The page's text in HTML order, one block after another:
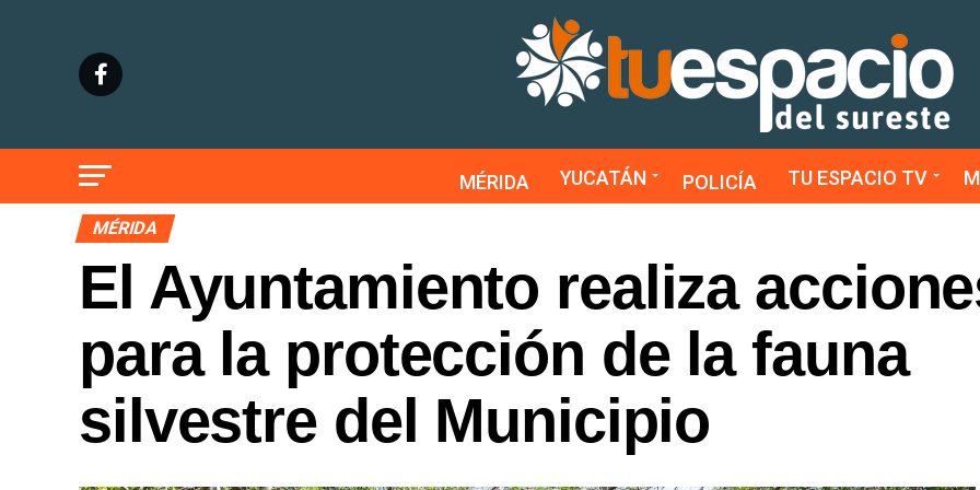
MÉRIDA YUCATÁN POLICÍA TU ESPACIO TV
MÉRIDA
El Ayuntamiento realiza
para la protección de la fauna
silvestre del Municipio